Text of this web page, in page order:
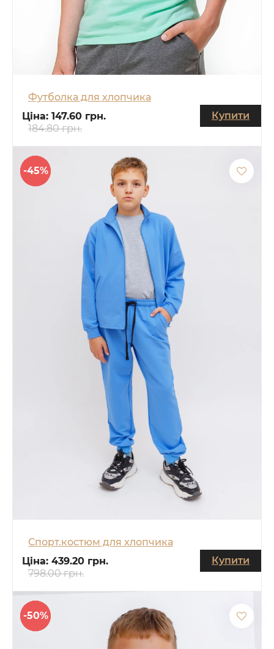
Футболка для хлопчика
Ціна: 147.60 грн.
184.80 грн.
Купити
-45%
Спорт.костюм для хлопчика
Ціна: 439.20 грн.
798.00 грн.
Купити
-50%